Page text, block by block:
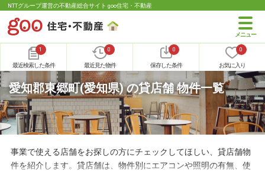
NTTグループ運営の不動産総合サイト goo住宅・不動産
1
最近検索した条件
0
最近見た物件
0
保存した条件
0
お気に入り
愛知郡東郷町(愛知県) の貸店舗 物件一覧
事業で使える店舗をお探しの方にチェックしてほしい、貸店舗物
件を紹介します。貸店舗は、物件別にエアコンや照明の有無、使